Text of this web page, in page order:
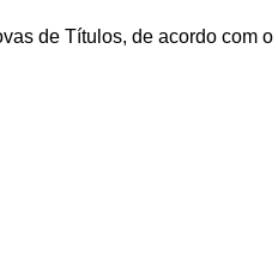
de Títulos, de acordo com o